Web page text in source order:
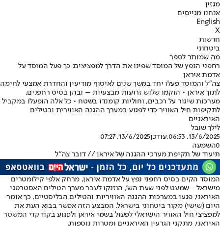
מגזין
אנחנו מגייסים
English
X
חדשות
ביטחוני
מה שמותר לספר
רחפני הנפץ של המוסד שפינו את הדרך למפציצים: כך פעל המוסד על
אדמת איראן
צה"ל והמוסד פעלו יחד במשך שנים לאיסוף מודיעין והחדרת אמצעי לחימה
לתוך איראן • הוקמו שלוש זרועות מבצעיות – ובהן בסיס רחפנים,
מערכות שיגור על רכבים, וחוליות קומנדו בשטח • כל אלה הופעלו במקביל
לתקיפות חיל האוויר כדי לפגוע במערך ההגנה האווירית ובטילים
האיראניים
לילך שובל
13/6/2025, 06:53
,עודכן13/6/2025, 07:27
0השמעה
תיעוד של תקיפת מערכי ההגנה של איראן // דובר צה"ל
המוסד הקים בסיס רחפני נפץ על אדמת איראן, מרחק אלפי קילומטרים
מישראל - שמעט לפני שעת הש', הוזנקו לעבר מערך הטילים האסטרטגי
האיראני, פגעו במערכות ההגנה האוויריות והטילים הבליסטיים, כך אומר
היום (שישי) מקור ביטחוני בישראל. המבצע הזה אפשר בבוא העת את
למפציצי חיל האוויר הישראלי לפעול בשמי איראן ולפגוע בקודקדי המשטר
האיראני, מתקני הגרעין האיראניים ומטרות נוספות.